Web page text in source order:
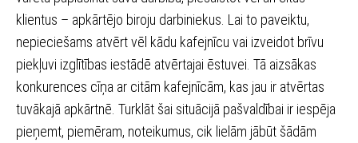
klientus – apkārtējo biroju darbiniekus. Lai to paveiktu,
nepieciešams atvērt vēl kādu kafejnīcu vai izveidot brīvu
piekļuvi izglītības iestādē atvērtajai ēstuvei. Tā aizsākas
konkurences cīņa ar citām kafejnīcām, kas jau ir atvērtas
tuvākajā apkārtnē. Turklāt šai situācijā pašvaldībai ir iespēja
pieņemt, piemēram, noteikumus, cik lielām jābūt šādām